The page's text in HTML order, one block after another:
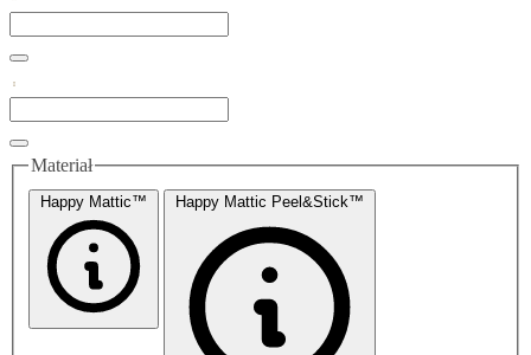
Materiał
Happy Mattic™ Happy Mattic Peel&Stick™